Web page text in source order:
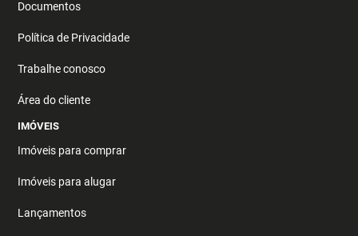
Documentos
Política de Privacidade
Trabalhe conosco
Área do cliente
IMÓVEIS
Imóveis para comprar
Imóveis para alugar
Lançamentos